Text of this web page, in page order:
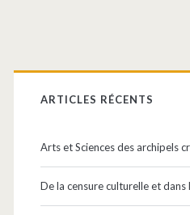
Barre
latérale
principale
ARTICLES RÉCENTS
Arts et Sciences des archipels
De la censure culturelle et dans